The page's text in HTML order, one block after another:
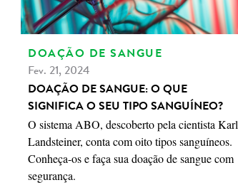
DOAÇÃO DE SANGUE
Fev. 21, 2024
DOAÇÃO DE SANGUE: O QUE
SIGNIFICA O SEU TIPO SANGUÍNEO?
O sistema ABO, descoberto pela cientista Karl
Landsteiner, conta com oito tipos sanguíneos.
Conheça-os e faça sua doação de sangue com
segurança.